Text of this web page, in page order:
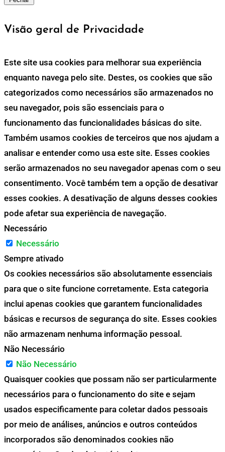
Visão geral de Privacidade
Este site usa cookies para melhorar sua experiência
enquanto navega pelo site. Destes, os cookies que são
categorizados como necessários são armazenados no
seu navegador, pois são essenciais para o
funcionamento das funcionalidades básicas do site.
Também usamos cookies de terceiros que nos ajudam a
analisar e entender como usa este site. Esses cookies
serão armazenados no seu navegador apenas com o seu
consentimento. Você também tem a opção de desativar
esses cookies. A desativação de alguns desses cookies
pode afetar sua experiência de navegação.
Necessário
Necessário
Sempre ativado
Os cookies necessários são absolutamente essenciais
para que o site funcione corretamente. Esta categoria
inclui apenas cookies que garantem funcionalidades
básicas e recursos de segurança do site. Esses cookies
não armazenam nenhuma informação pessoal.
Não Necessário
Não Necessário
Quaisquer cookies que possam não ser particularmente
necessários para o funcionamento do site e sejam
usados especificamente para coletar dados pessoais
por meio de análises, anúncios e outros conteúdos
incorporados são denominados cookies não